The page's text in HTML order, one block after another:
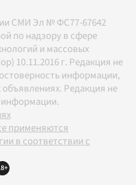
СМИ Эл № ФС77-67642
по надзору в сфере
и массовых
10.11.2016 г. Редакция не
информации,
Редакция не
информации.
применяются
в соответствии с